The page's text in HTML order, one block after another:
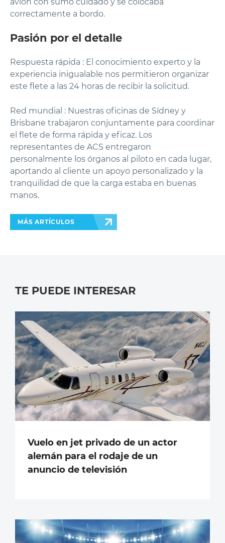
correctamente a bordo.
Pasión por el detalle
Respuesta rápida : El conocimiento experto y la
experiencia inigualable nos permitieron organizar
este flete a las 24 horas de recibir la solicitud.
Red mundial : Nuestras oficinas de Sídney y
Brisbane trabajaron conjuntamente para coordinar
el flete de forma rápida y eficaz. Los
representantes de ACS entregaron
personalmente los órganos al piloto en cada lugar,
aportando al cliente un apoyo personalizado y la
tranquilidad de que la carga estaba en buenas
manos.
MÁS ARTÍCULOS
TE PUEDE INTERESAR
Vuelo en jet privado de un actor
alemán para el rodaje de un
anuncio de televisión